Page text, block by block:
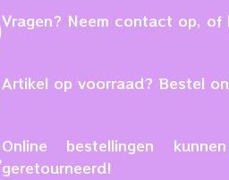
Vragen? Neem contact op, of
Artikel op voorraad? Bestel
Online bestellingen
geretourneerd!